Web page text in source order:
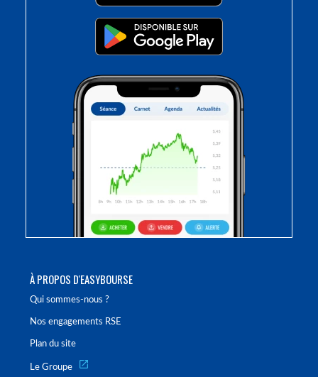
À PROPOS D'EASYBOURSE
Qui sommes-nous ?
Nos engagements RSE
Plan du site
Le Groupe